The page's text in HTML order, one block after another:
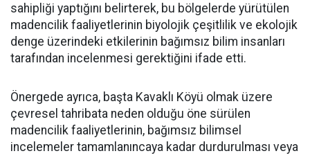
sahipliği yaptığını belirterek, bu bölgelerde yürütülen
madencilik faaliyetlerinin biyolojik çeşitlilik ve ekolojik
denge üzerindeki etkilerinin bağımsız bilim insanları
tarafından incelenmesi gerektiğini ifade etti.
Önergede ayrıca, başta Kavaklı Köyü olmak üzere
çevresel tahribata neden olduğu öne sürülen
madencilik faaliyetlerinin, bağımsız bilimsel
incelemeler tamamlanıncaya kadar durdurulması veya